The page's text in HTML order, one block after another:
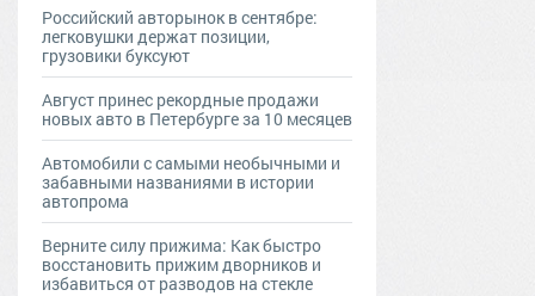
Российский авторынок в сентябре:
легковушки держат позиции,
грузовики буксуют
Август принес рекордные продажи
новых авто в Петербурге за 10 месяцев
Автомобили с самыми необычными и
забавными названиями в истории
автопрома
Верните силу прижима: Как быстро
восстановить прижим дворников и
избавиться от разводов на стекле